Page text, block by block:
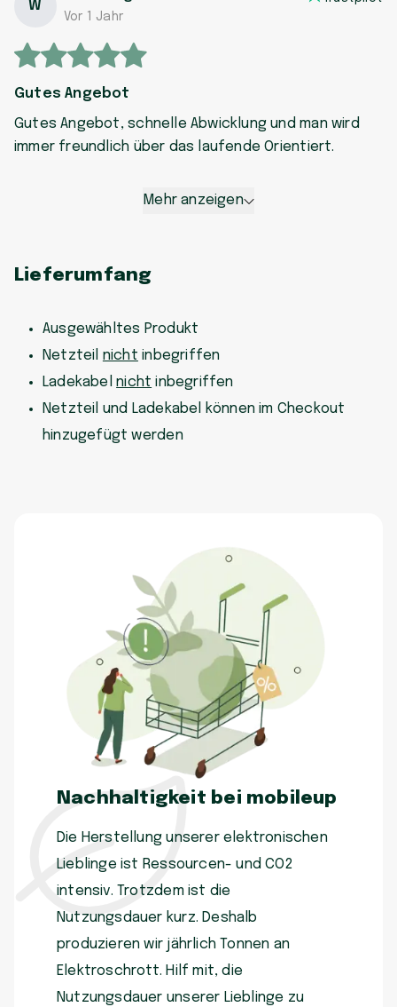
W
Vor 1 Jahr
Gutes Angebot
Gutes Angebot, schnelle Abwicklung und man wird
immer freundlich über das laufende Orientiert.
Mehr anzeigen
Lieferumfang
Ausgewähltes Produkt
Netzteil nicht inbegriffen
Ladekabelnicht inbegriffen
Netzteil und Ladekabel können im Checkout
hinzugefügt werden
Nachhaltigkeit bei mobileup
Die Herstellung unserer elektronischen
Lieblinge ist Ressourcen- und CO2
intensiv. Trotzdem ist die
Nutzungsdauer kurz. Deshalb
produzieren wir jährlich Tonnen an
Elektroschrott. Hilf mit, die
Nutzungsdauer unserer Lieblinge zu